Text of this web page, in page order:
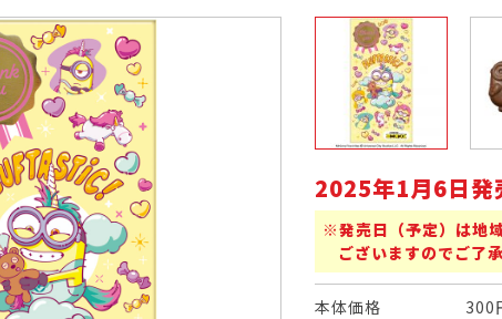
2025年1月6日発
※発売日（予定）は地
ございますのでご了
本体価格 300